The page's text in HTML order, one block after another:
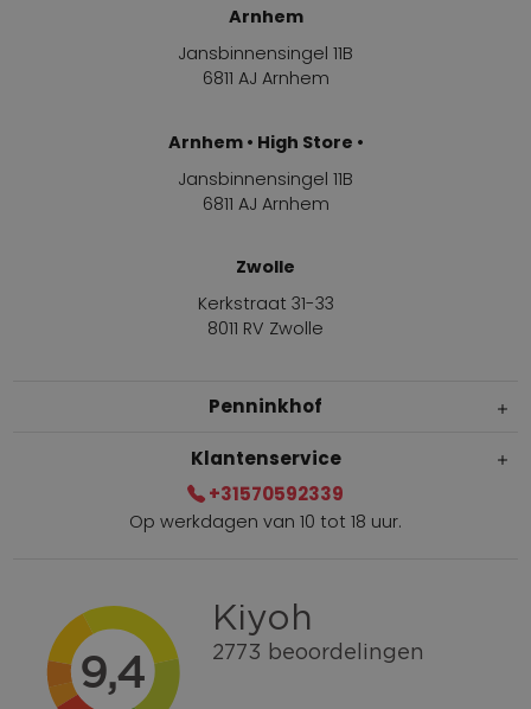
Arnhem
Jansbinnensingel 11B
6811 AJ Arnhem
Arnhem • High Store •
Jansbinnensingel 11B
6811 AJ Arnhem
Zwolle
Kerkstraat 31-33
8011 RV Zwolle
Penninkhof
Gratis verzending vanaf € 100,=
Bel +31570592339
Spaarpunten
Klantenservice
+31570592339
Op werkdagen van 10 tot 18 uur.